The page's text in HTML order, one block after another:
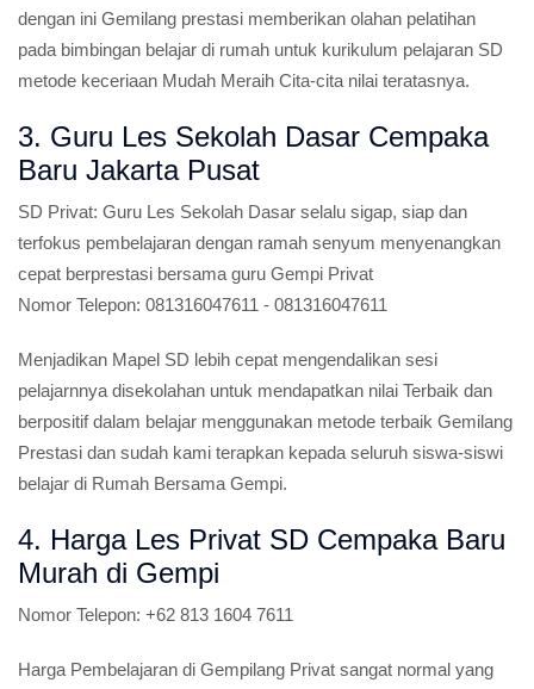
dengan ini Gemilang prestasi memberikan olahan pelatihan
pada bimbingan belajar di rumah untuk kurikulum pelajaran SD
metode keceriaan Mudah Meraih Cita-cita nilai teratasnya.
3. Guru Les Sekolah Dasar Cempaka
Baru Jakarta Pusat
SD Privat: Guru Les Sekolah Dasar selalu sigap, siap dan
terfokus pembelajaran dengan ramah senyum menyenangkan
cepat berprestasi bersama guru Gempi Privat
Nomor Telepon: 081316047611 - 081316047611
Menjadikan Mapel SD lebih cepat mengendalikan sesi
pelajarnnya disekolahan untuk mendapatkan nilai Terbaik dan
berpositif dalam belajar menggunakan metode terbaik Gemilang
Prestasi dan sudah kami terapkan kepada seluruh siswa-siswi
belajar di Rumah Bersama Gempi.
4. Harga Les Privat SD Cempaka Baru
Murah di Gempi
Nomor Telepon: +62 813 1604 7611
Harga Pembelajaran di Gempilang Privat sangat normal yang